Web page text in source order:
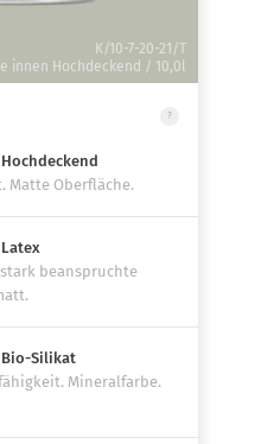
K/10-7-20-21/T
innen Hochdeckend / 10,0l
?
Matte Oberfläche.
beanspruchte
Silikat
Mineralfarbe.